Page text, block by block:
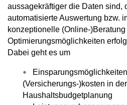
aussagekräftiger die Daten sind,
automatisierte Auswertung bzw.
konzeptionelle (Online-
Optimierungsmöglichkeiten
Dabei geht es um
Einsparungsmöglichkeiten
(Versicherungs-)kosten in der
Haushaltsbudgetplanung